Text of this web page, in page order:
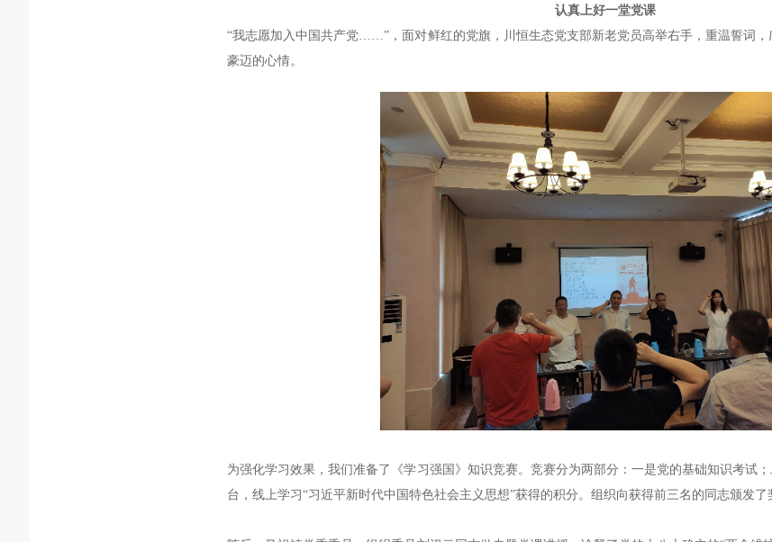
认真上好一堂党课
“我志愿加入中国共产党……” ，面对鲜红的党旗， 川恒生态党支部新老党员高举右手，重温誓词
豪迈的心情。
为强化学习效果 ，我们准备了《学习强国》知识竞赛。 竞赛分为两部分：一是党的基础知识考试
台，线上学习 “习近平新时代中国特色社会主义思想”获得的积分。组织向获得前三名的同志颁发了